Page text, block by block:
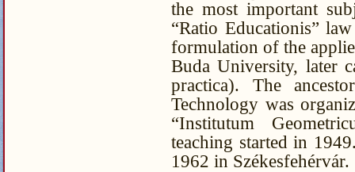
the most important
“Ratio Educationis”
formulation of the
Buda University, later
practica). The
Technology was
“Institutum
teaching started in
1962 in Székesfehérvár.